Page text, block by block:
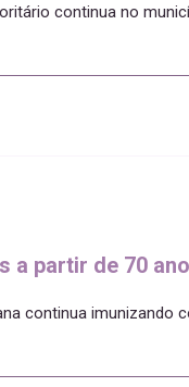
continua no
a partir de 70
continua imunizando